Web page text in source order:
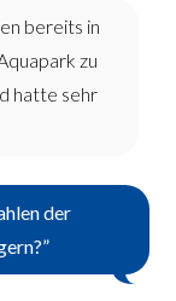
bereits in
zu
hatte sehr
der